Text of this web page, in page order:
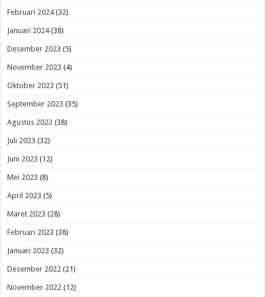
Februari 2024(32)
Januari 2024(38)
Desember 2023 (5)
November 2023 (4)
Oktober 2023 (51)
September 2023 (35)
Agustus 2023 (38)
Juli 2023 (32)
Juni 2023 (12)
Mei 2023 (8)
April 2023 (5)
Maret 2023 (28)
Februari 2023 (38)
Januari 2023 (32)
Desember 2022 (21)
November 2022 (12)